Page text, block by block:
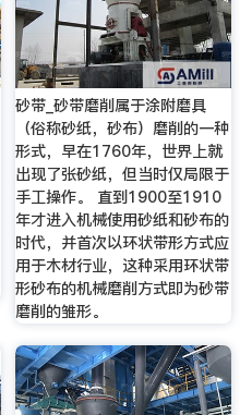
砂带_砂带磨削属于涂附磨具
（俗称砂纸，砂布）磨削的一种
形式，早在1760年，世界上就
出现了张砂纸，但当时仅局限于
手工操作。 直到1900至1910
年才进入机械使用砂纸和砂布的
时代，并首次以环状带形方式应
用于木材行业，这种采用环状带
形砂布的机械磨削方式即为砂带
磨削的雏形。